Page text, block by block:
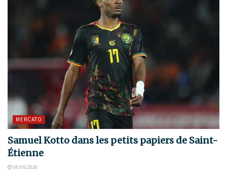
MERCATO
Samuel Kotto dans les petits papiers de Saint-
Étienne
08/05/2026